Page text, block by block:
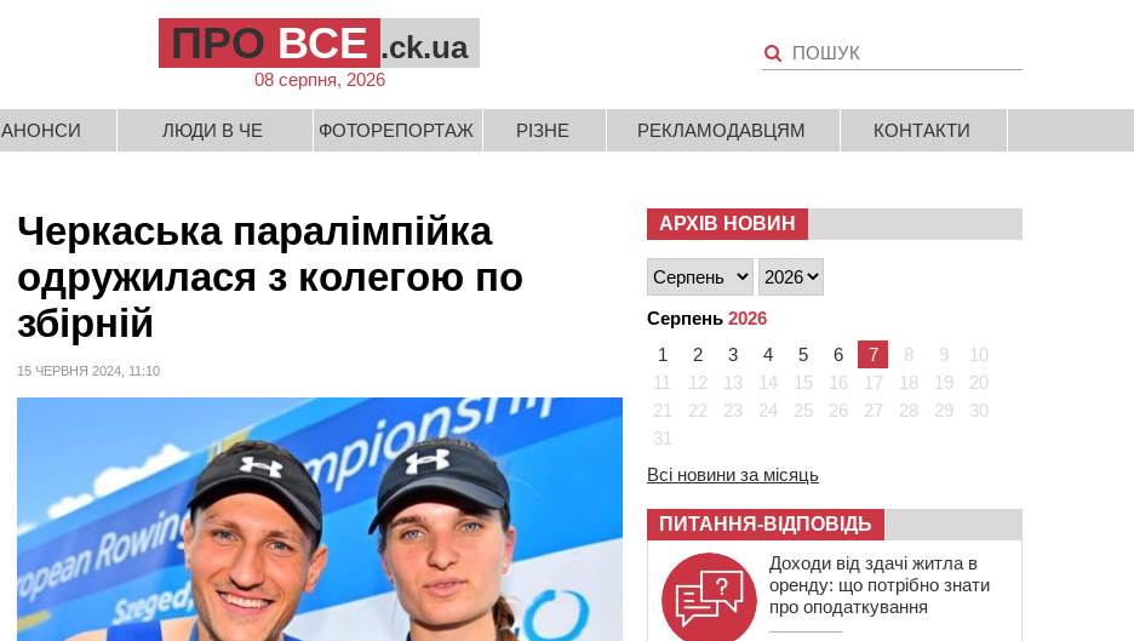
ПРО ВСЕ .ck.ua
08 серпня, 2026
АНОНСИ ЛЮДИ В ЧЕ ФОТОРЕПОРТАЖ РІЗНЕ РЕКЛАМОДАВЦЯМ КОНТАКТИ
Черкаська паралімпійка
одружилася з колегою по
збірній
15 ЧЕРВНЯ 2024, 11:10
АРХІВ НОВИН
Серпень 2026
1
2 3 4 5 6 7 8 9
10
11
12 13 14 15 16 17 18 19
20
21
22 23 24 25 26 27 28 29
30
31
Всі новини за місяць
ПИТАННЯ-ВІДПОВІДЬ
Доходи від здачі житла в
оренду: що потрібно знати
про оподаткування